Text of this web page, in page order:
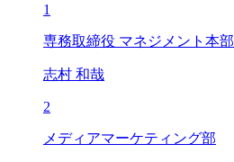
1
専務取締役 マネジメント本
志村 和哉
2
メディアマーケティング部